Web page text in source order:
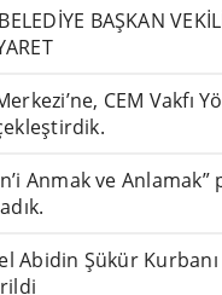
BAŞKAN
CEM Vakfı
Anmak ve Anlamak”
Abidin Şükür Kurbanı